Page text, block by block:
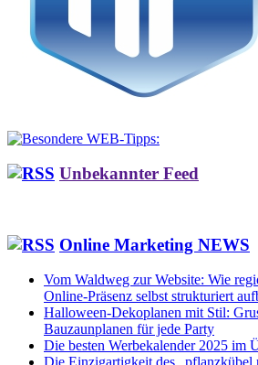
Unbekannter Feed
Online Marketing NEWS
Vom Waldweg zur Website: Wie
Online-Präsenz selbst strukturiert
Halloween-Dekoplanen mit Stil:
Bauzaunplanen für jede Party
Die besten Werbekalender 2025 im